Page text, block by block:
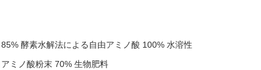
酵素水解法による自由アミノ酸 100% 水溶性
ミノ酸粉末 70% 生物肥料